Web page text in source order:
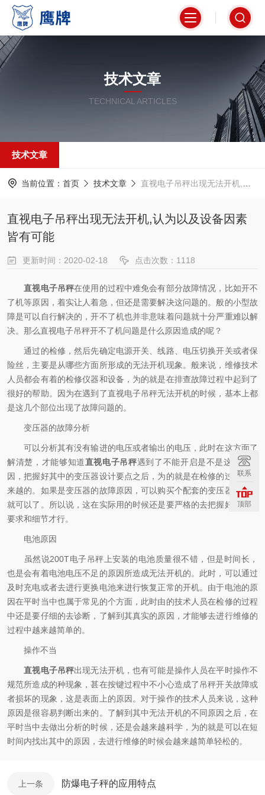
技术文章
TECHNICAL ARTICLES
技术文章
当前位置： 首页 技术文章 直视电子吊秤出现无法开机,认为以及设备因素皆有可能
直视电子吊秤出现无法开机,认为以及设备因素
皆有可能
更新时间：2020-02-18 点击次数：1118
直视电子吊秤在使用的过程中难免会有部分故障情况，比如开不
了机等原因，着实让人着急，但还是需要解决这问题的。般的小型故
障是可以自行解决的，开不了机也并非意味着问题就十分严重难以解
决。那么直视电子吊秤开不了机问题是什么原因造成的呢？
通过的检修，然后先确定电源开关、线路、电压切换开关或者保
险丝，主要是从哪些方面所形成的无法开机现象。般来说，维修技术
人员都会有着的检修仪器和设备，为的就是在排查故障过程中起到了
很好的帮助。因为在遇到了直视电子吊秤无法开机的时候，基本上都
是这几个部位出现了故障问题的。
变压器的故障分析
可以分析其有没有输进的电压或者输出的电压，此时在这方面了
解清楚，才能够知道直视电子吊秤遇到了不能开启是不是这样的原
因，把握好其中的变压器设计要点之后，为的就是在检修的过程中越
来越的。如果是变压器的故障原因，可以购买个配套的变压器更换下
就可以了。所以说，这在实际用的时候还是要严格的去把握好其中的
要求和细节才行。
电池原因
虽然说200T电子吊秤上安装的电池质量很不错，但是时间长，
也是会有着电池电压不足的原因所造成无法开机的。此时，可以通过
及时充电或者去进行更换电池来进行恢复正常的开机。由于电池的原
因在平时当中也属于常见的个方面，此时由的技术人员在检修的过程
中还是要仔细的去诊断，了解到其真实的原因，才能够去进行维修的
过程中越来越简单的。
操作不当
直视电子吊秤出现无法开机，也有可能是操作人员在平时操作不
规范所造成的种现象，甚在按键过程中不小心造成了吊秤开关故障或
者损坏的现象，这是表面上的原因。对于操作的技术人员来说，这种
原因是很容易判断出来的。了解到其中无法开机的不同原因之后，在
平时当中去做出分析的时候，还是会越来越科学，为的就是可以在短
时间内找出其中的原因，去进行维修的时候会越来越简单轻松的。
上一条 防爆电子秤的应用特点
联系
顶部